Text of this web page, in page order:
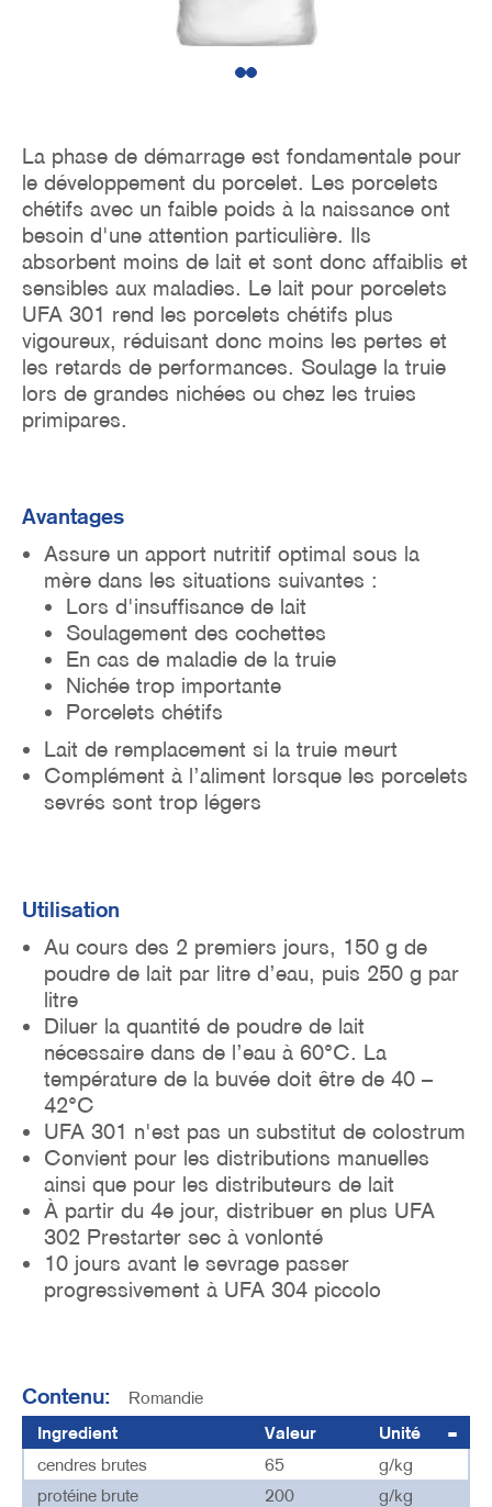
12
La phase de démarrage est fondamentale pour
le développement du porcelet. Les porcelets
chétifs avec un faible poids à la naissance ont
besoin d'une attention particulière. Ils
absorbent moins de lait et sont donc affaiblis et
sensibles aux maladies. Le lait pour porcelets
UFA 301 rend les porcelets chétifs plus
vigoureux, réduisant donc moins les pertes et
les retards de performances. Soulage la truie
lors de grandes nichées ou chez les truies
primipares.
Avantages
Assure un apport nutritif optimal sous la
mère dans les situations suivantes :
Lors d'insuffisance de lait
Soulagement des cochettes
En cas de maladie de la truie
Nichée trop importante
Porcelets chétifs
Lait de remplacement si la truie meurt
Complément à l’aliment lorsque les porcelets
sevrés sont trop légers
Utilisation
Au cours des 2 premiers jours, 150 g de
poudre de lait par litre d’eau, puis 250 g par
litre
Diluer la quantité de poudre de lait
nécessaire dans de l’eau à 60°C. La
température de la buvée doit être de 40 –
42°C
UFA 301 n'est pas un substitut de colostrum
Convient pour les distributions manuelles
ainsi que pour les distributeurs de lait
À partir du 4e jour, distribuer en plus UFA
302 Prestarter sec à vonlonté
10 jours avant le sevrage passer
progressivement à UFA 304 piccolo
Contenu:
Romandie
Ingredient
Valeur
Unité
cendres brutes
65
g/kg
protéine brute
200
g/kg